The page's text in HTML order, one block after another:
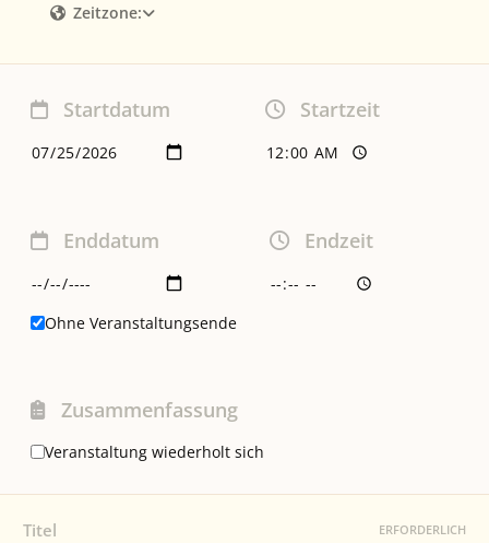
Zeitzone:
Startdatum Startzeit
Enddatum Endzeit
Ohne Veranstaltungsende
Zusammenfassung
Veranstaltung wiederholt sich
Titel ERFORDERLICH